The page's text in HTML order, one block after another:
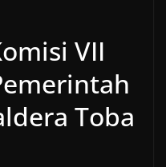
VII
Toba